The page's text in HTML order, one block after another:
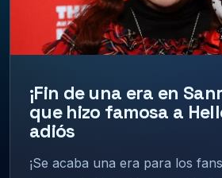
¡Fin de una era en
que hizo famosa a
adiós
¡Se acaba una era para los